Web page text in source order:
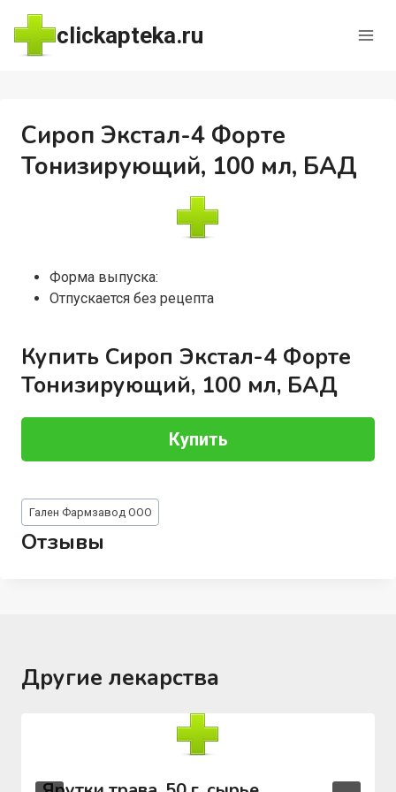
Перейти
содержимому
clickapteka.ru
Сироп Экстал-4 Форте
Тонизирующий, 100 мл, БАД
Форма выпуска:
Отпускается без рецепта
Купить Сироп Экстал-4 Форте
Тонизирующий, 100 мл, БАД
Купить
Метки
записи:
Гален Фармзавод ООО
Отзывы
Другие лекарства